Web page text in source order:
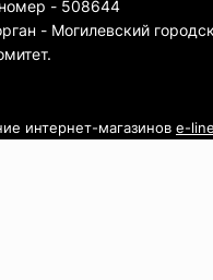
- 508644
- Могилевский
интернет-магазинов e-